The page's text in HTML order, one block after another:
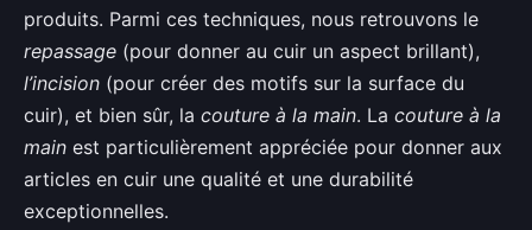
produits. Parmi ces techniques, nous retrouvons le
repassage (pour donner au cuir un aspect brillant),
l’incision (pour créer des motifs sur la surface du
cuir), et bien sûr, la couture à la main. La couture à la
main est particulièrement appréciée pour donner aux
articles en cuir une qualité et une durabilité
exceptionnelles.